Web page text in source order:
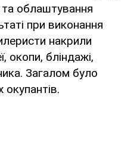
облаштування
при виконання
накрили
окопи, бліндажі,
Загалом було